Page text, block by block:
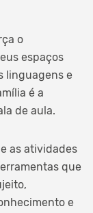
o
espaços
linguagens e
é a
de aula.
as atividades
que
e